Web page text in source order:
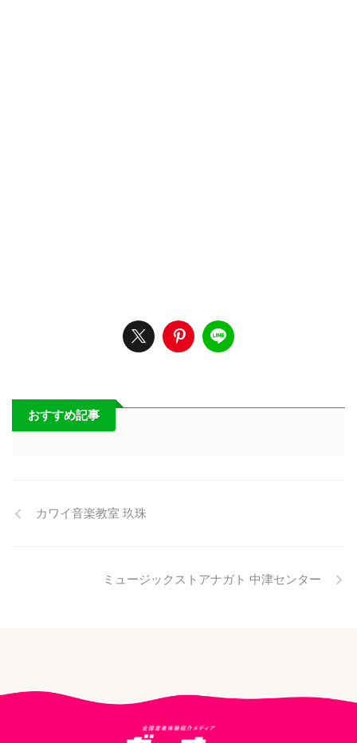
おすすめ記事
カワイ音楽教室 玖珠
ミュージックストアナガト 中津センター